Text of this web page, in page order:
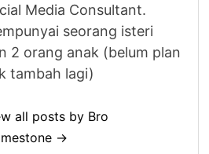
Media Consultant.
seorang isteri
2 orang anak (belum plan
tambah lagi)
all posts by Bro
→